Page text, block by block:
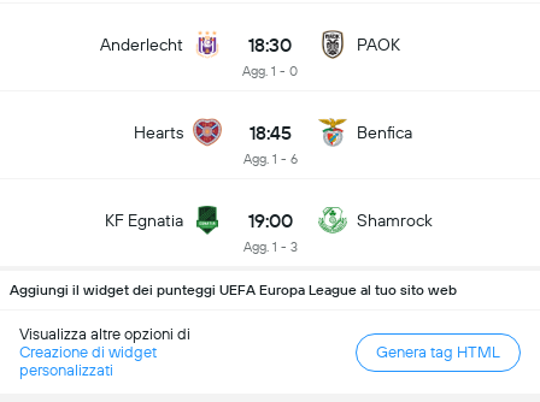
Anderlecht 18:30
Agg. 1 - 0
PAOK
Hearts 18:45
Agg. 1 - 6
Benfica
KF Egnatia 19:00
Agg. 1 - 3
Shamrock
Aggiungi il widget dei punteggi UEFA Europa League al tuo sito web
Visualizza altre opzioni di
Creazione di widget
personalizzati
Genera tag HTML